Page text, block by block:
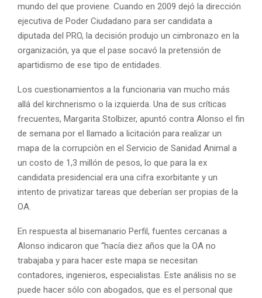
mundo del que proviene. Cuando en 2009 dejó la dirección
ejecutiva de Poder Ciudadano para ser candidata a
diputada del PRO, la decisión produjo un cimbronazo en la
organización, ya que el pase socavó la pretensión de
apartidismo de ese tipo de entidades.
Los cuestionamientos a la funcionaria van mucho más
allá del kirchnerismo o la izquierda. Una de sus críticas
frecuentes, Margarita Stolbizer, apuntó contra Alonso el fin
de semana por el llamado a licitación para realizar un
mapa de la corrupciòn en el Servicio de Sanidad Animal a
un costo de 1,3 millón de pesos, lo que para la ex
candidata presidencial era una cifra exorbitante y un
intento de privatizar tareas que deberían ser propias de la
OA.
En respuesta al bisemanario Perfil, fuentes cercanas a
Alonso indicaron que “hacía diez años que la OA no
trabajaba y para hacer este mapa se necesitan
contadores, ingenieros, especialistas. Este análisis no se
puede hacer sólo con abogados, que es el personal que